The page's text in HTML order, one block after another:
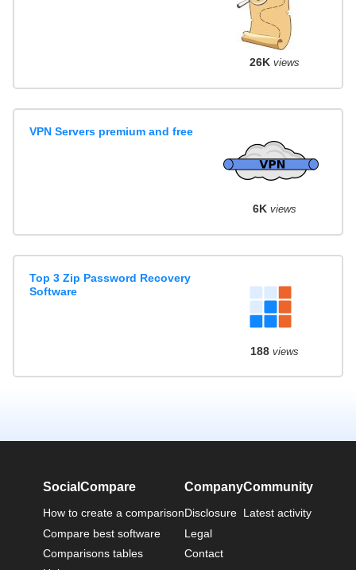
26K views
VPN Servers premium and free
6K views
Top 3 Zip Password Recovery
Software
188views
SocialCompare
How to create a comparison
Compare best software
Comparisons tables
Company
Disclosure
Legal
Contact
Community
Latest activity